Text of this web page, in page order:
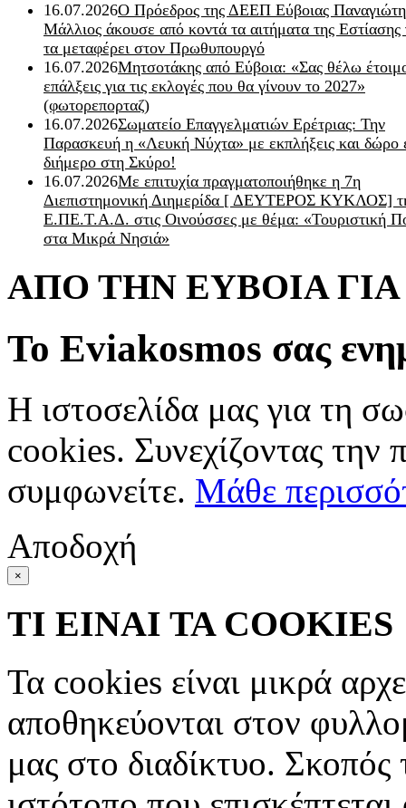
16.07.2026Ο Πρόεδρος της ΔΕΕΠ Εύβοιας
Μάλλιος άκουσε από κοντά τα αιτήματα της Εστίασης
τα μεταφέρει στον Πρωθυπουργό
16.07.2026Μητσοτάκης από Εύβοια: «Σας θέλω
επάλξεις για τις εκλογές που θα γίνουν το 2027»
(φωτορεπορταζ)
16.07.2026Σωματείο Επαγγελματιών Ερέτριας: Την
Παρασκευή η «Λευκή Νύχτα» με εκπλήξεις και δώρο
διήμερο στη Σκύρο!
16.07.2026Με επιτυχία πραγματοποιήθηκε η 7η
Διεπιστημονική Διημερίδα [ ΔEYΤΕΡΟΣ ΚΥΚΛΟΣ]
Ε.ΠΕ.Τ.Α.Δ. στις Οινούσσες με θέμα: «Τουριστική
στα Μικρά Νησιά»
ΑΠΟ ΤΗΝ ΕΥΒΟΙΑ
Το Eviakosmos σας
Η ιστοσελίδα μας για τη
cookies. Συνεχίζοντας την
συμφωνείτε. Μάθε
Αποδοχή
×
ΤΙ ΕΙΝΑΙ ΤΑ COOKIES
Τα cookies είναι μικρά
αποθηκεύονται στον
μας στο διαδίκτυο. Σκοπός